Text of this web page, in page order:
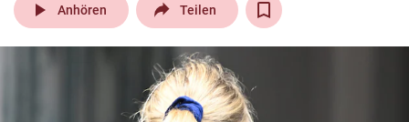
bookmark
play_arrow Anhören Teilen